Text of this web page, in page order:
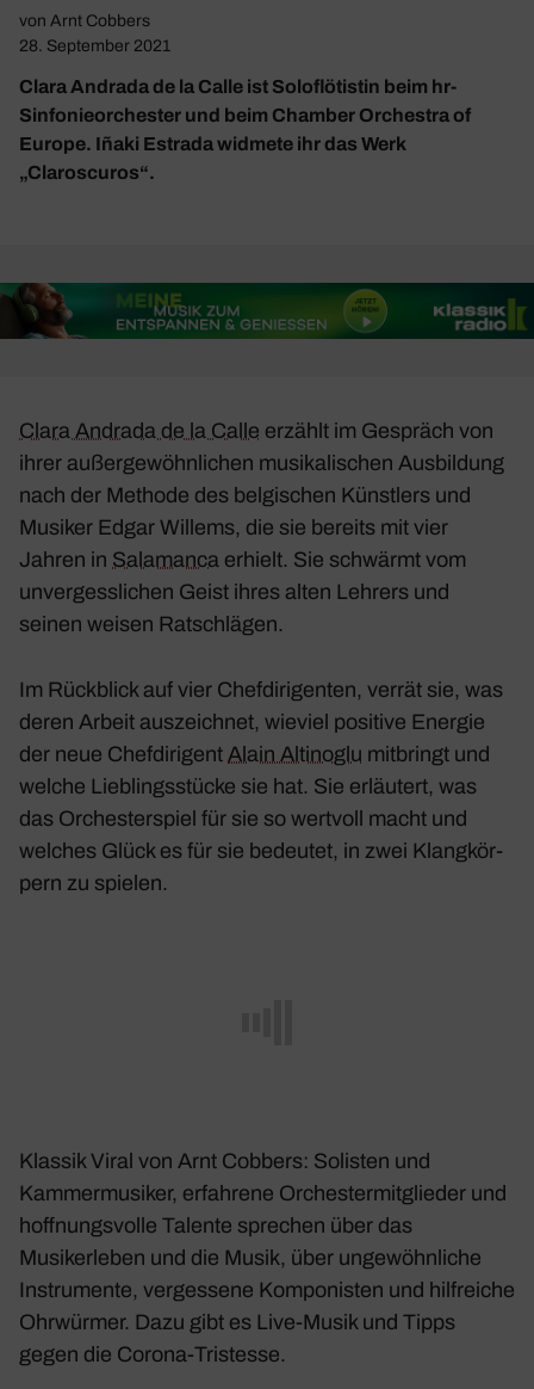
von Arnt Cobbers
28. September 2021
Clara Andrada de la Calle ist Soloflötistin beim hr-
Sinfonieorchester und beim Chamber Orchestra of
Europe. Iñaki Estrada widmete ihr das Werk
„Claroscuros“.
Clara Andrada de la Calle erzählt im Gespräch von
ihrer außer­ge­wöhn­li­chen musi­ka­li­schen Ausbil­dung
nach der Methode des belgi­schen Künst­lers und
Musiker Edgar Willems, die sie bereits mit vier
Jahren in Sala­manca erhielt. Sie schwärmt vom
unver­gess­li­chen Geist ihres alten Lehrers und
seinen weisen Ratschlägen.
Im Rück­blick auf vier Chef­di­ri­genten, verrät sie, was
deren Arbeit auszeichnet, wieviel posi­tive Energie
der neue Chef­di­ri­gent Alain Alti­noglu mitbringt und
welche Lieb­lings­stücke sie hat. Sie erläu­tert, was
das Orches­ter­spiel für sie so wert­voll macht und
welches Glück es für sie bedeutet, in zwei Klang­kör­
pern zu spielen.
Klassik Viral von Arnt Cobbers: Solisten und
Kammer­mu­siker, erfah­rene Orches­ter­mit­glieder und
hoff­nungs­volle Talente spre­chen über das
Musikerleben und die Musik, über unge­wöhn­liche
Instru­mente, verges­sene Kompo­nisten und hilf­reiche
Ohrwürmer. Dazu gibt es Live-Musik und Tipps
gegen die Corona-Tris­tesse.